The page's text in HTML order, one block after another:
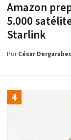
Amazon
5.000
Starlink
PorCésar